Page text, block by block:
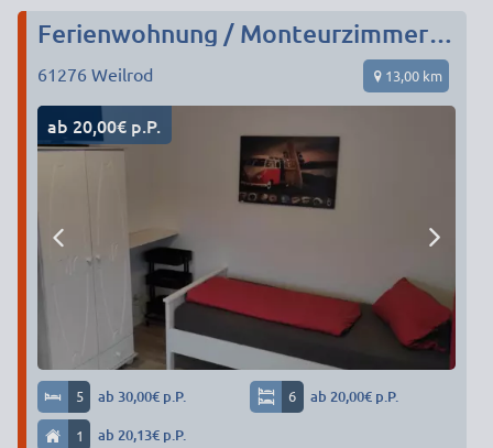
Ferienwohnung / Monteurzimmer Weilrod / Gemünden
61276 Weilrod 13,00 km
ab 20,00€ p.P.
5 ab 30,00€ p.P. 6 ab 20,00€ p.P.
1 ab 20,13€ p.P.